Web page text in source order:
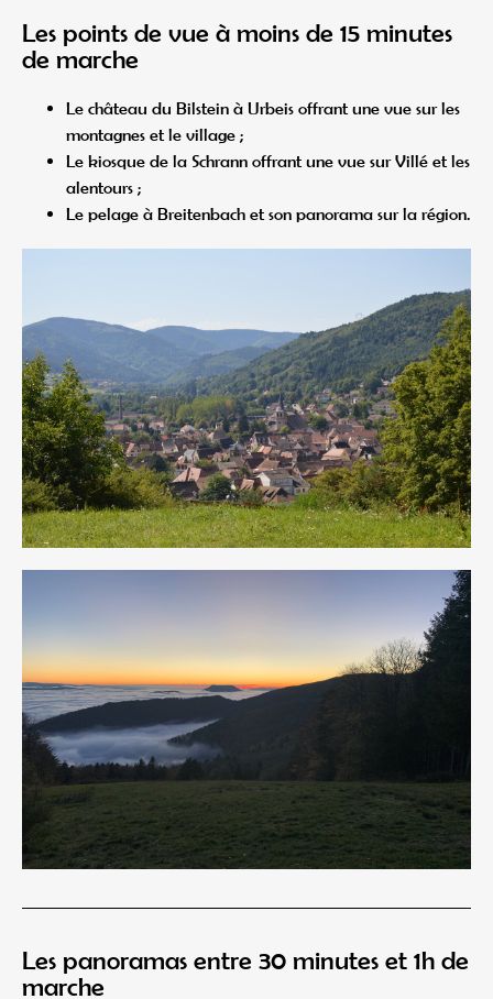
Les points de vue à moins de 15 minutes
de marche
Le château du Bilstein à Urbeis offrant une vue sur les
montagnes et le village ;
Le kiosque de la Schrann offrant une vue sur Villé et les
alentours ;
Le pelage à Breitenbach et son panorama sur la région.
Les panoramas entre 30 minutes et 1h de
marche